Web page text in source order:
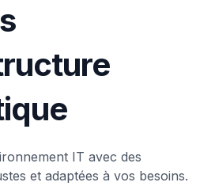
IT avec des
et adaptées à vos besoins.